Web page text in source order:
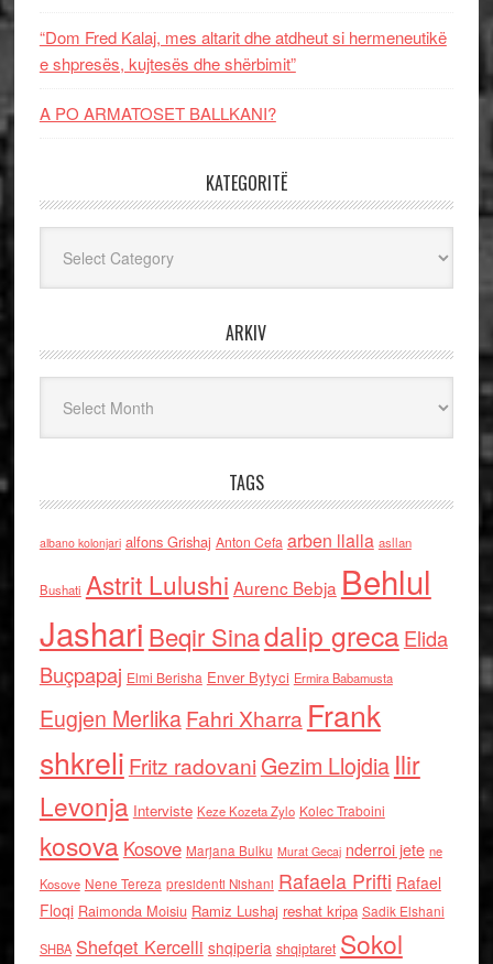
“Dom Fred Kalaj, mes altarit dhe atdheut si hermeneutikë
e shpresës, kujtesës dhe shërbimit”
A PO ARMATOSET BALLKANI?
KATEGORITË
ARKIV
TAGS
albano kolonjari alfons Grishaj Anton Cefa arben llalla asllan
Bushati Astrit Lulushi Aurenc Bebja Behlul
Jashari Beqir Sinadalip grecaElida
Buçpapaj Elmi Berisha Enver Bytyci Ermira Babamusta
Eugjen MerlikaFahri Xharra Frank
shkreli Fritz radovaniGezim Llojdia Ilir
Levonja Interviste Keze Kozeta Zylo Kolec Traboini
kosova Kosove Marjana Bulku Murat Gecaj nderroi jete ne
Kosove Nene Tereza presidenti Nishani Rafaela Prifti Rafael
Floqi Raimonda Moisiu Ramiz Lushaj reshat kripa Sadik Elshani
SHBA Shefqet Kercelli shqiperia shqiptaret Sokol